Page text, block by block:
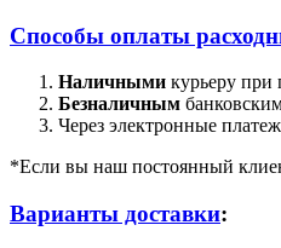
Способы оплаты
Наличными курьеру при
Безналичным
Через электронные
*Если вы наш постоянный
Варианты доставки: